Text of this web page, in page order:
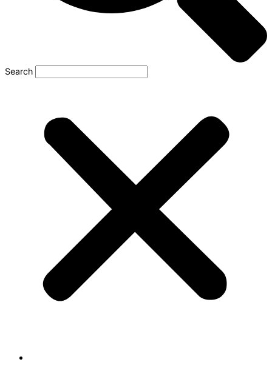
Search